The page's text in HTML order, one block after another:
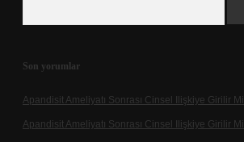
Son yorumlar
Apandisit Ameliyatı Sonrası Cinsel Ilişkiye Girilir Mi
Apandisit Ameliyatı Sonrası Cinsel Ilişkiye Girilir Mi